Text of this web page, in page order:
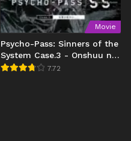
Movie
Psycho-Pass: Sinners of the
System Case.3 - Onshuu no
Kanata ni
7.72